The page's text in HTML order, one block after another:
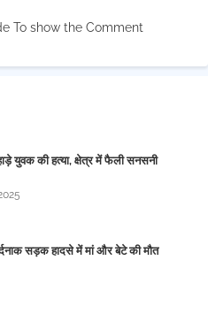
To show the Comment
युवक की हत्या, क्षेत्र में फैली सनसनी
सड़क हादसे में मां और बेटे की मौत